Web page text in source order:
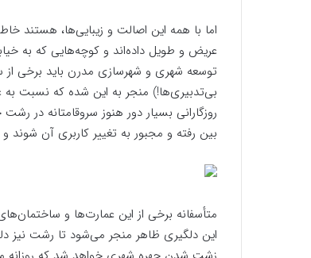
اما با همه این اصالت و زیبایی‌ها، هستند
عریض و طویل داده‌اند و کوچه‌هایی که به
توسعه شهری و شهرسازی مدرن باید برخی از
بی‌تدبیری‌ها!) منجر به این شده که نسبت به
روزگارانی بسیار دور هنوز سروقامتانه در
بین رفته و مجبور به تغییر کاربری آن شوند
متأسفانه برخی از این عمارت‌ها و
این دلگیری ظاهر منجر می‌شود تا رشت نیز